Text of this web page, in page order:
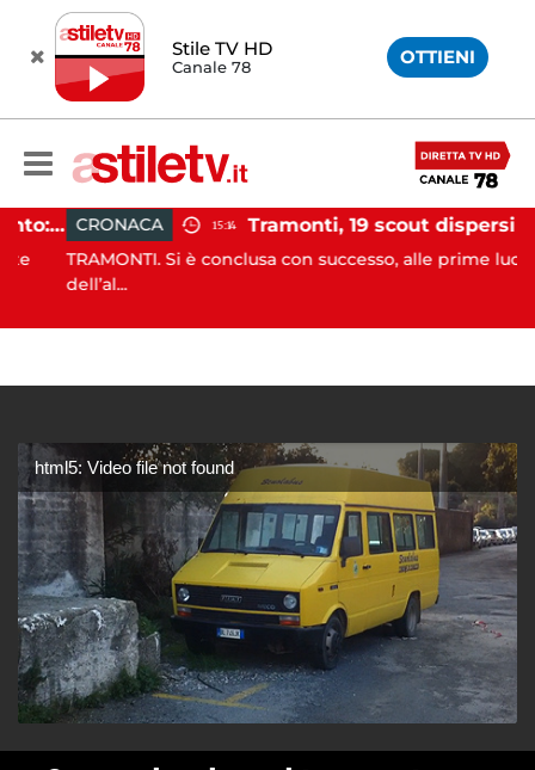
Stile TV HD
Canale 78 OTTIENI
Incidente agricolo nel Cilento: trattore si ribalta, muore 71enne CRONACA 15:14
TRAMONTI. Si è conclusa con successo, alle prime luci
dell’al...
html5: Video file not found